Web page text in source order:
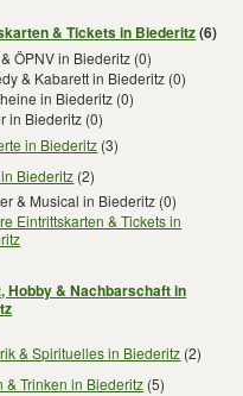
& Tickets in Biederitz(6)
ÖPNV in Biederitz (0)
& Kabarett in Biederitz (0)
in Biederitz (0)
in Biederitz (0)
in Biederitz (3)
Biederitz (2)
& Musical in Biederitz (0)
Eintrittskarten & Tickets in
Hobby & Nachbarschaft in
& Spirituelles in Biederitz (2)
& Trinken in Biederitz (5)